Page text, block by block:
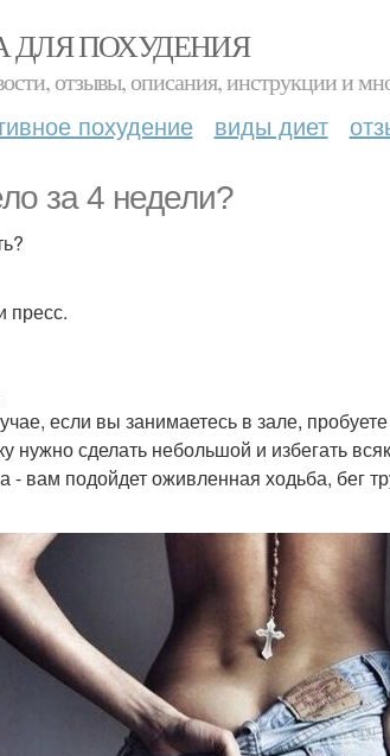
ДЛЯ ПОХУДЕНИЯ
отзывы, описания, инструкции и
похудение виды диет
за 4 недели?
пресс.
если вы занимаетесь в зале,
нужно сделать небольшой и избегать
- вам подойдет оживленная ходьба, бег